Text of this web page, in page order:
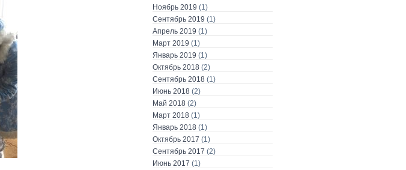
Ноябрь 2019 (1)
Сентябрь 2019 (1)
Апрель 2019 (1)
Март 2019 (1)
Январь 2019 (1)
Октябрь 2018 (2)
Сентябрь 2018 (1)
Июнь 2018 (2)
Май 2018 (2)
Март 2018 (1)
Январь 2018 (1)
Октябрь 2017 (1)
Сентябрь 2017 (2)
Июнь 2017 (1)